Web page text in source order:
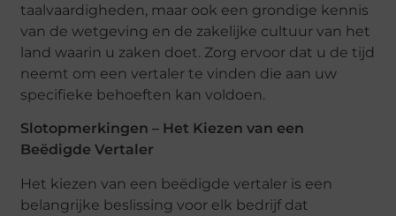
taalvaardigheden, maar ook een grondige kennis
van de wetgeving en de zakelijke cultuur van het
land waarin u zaken doet. Zorg ervoor dat u de tijd
neemt om een vertaler te vinden die aan uw
specifieke behoeften kan voldoen.
Slotopmerkingen – Het Kiezen van een
Beëdigde Vertaler
Het kiezen van een beëdigde vertaler is een
belangrijke beslissing voor elk bedrijf dat